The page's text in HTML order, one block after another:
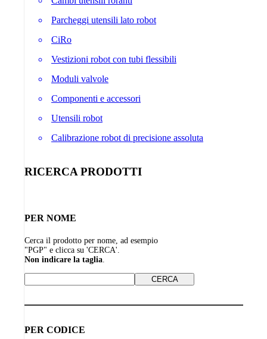
Parcheggi utensili lato robot
CiRo
Vestizioni robot con tubi flessibili
Moduli valvole
Componenti e accessori
Utensili robot
Calibrazione robot di precisione assoluta
RICERCA PRODOTTI
PER NOME
Cerca il prodotto per nome, ad esempio
"PGP" e clicca su 'CERCA'.
Non indicare la taglia.
PER CODICE